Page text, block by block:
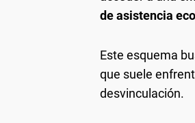
de asistencia
Este esquema
que suele
desvinculación.